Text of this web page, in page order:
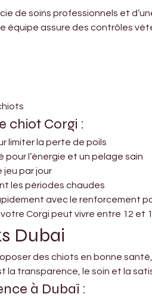
de soins professionnels et
assure des contrôles
chiot Corgi :
limiter la perte de poils
l’énergie et un pelage sain
jeu par jour
les périodes chaudes
avec le renforcement
Corgi peut vivre entre 12 et
Dubai
des chiots en bonne
la transparence, le soin et la
à Dubaï :